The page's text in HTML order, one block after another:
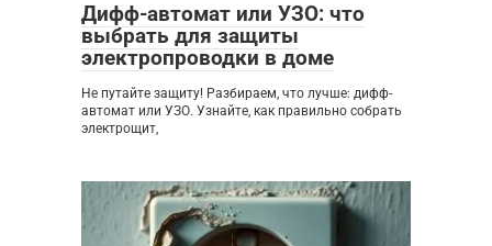
Дифф-автомат или УЗО: что
выбрать для защиты
электропроводки в доме
Не путайте защиту! Разбираем, что лучше: дифф-
автомат или УЗО. Узнайте, как правильно собрать
электрощит,